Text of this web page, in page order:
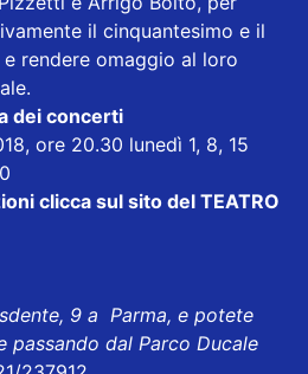
il cinquantesimo e il
rendere omaggio al loro
dei concerti
ore 20.30 lunedì 1, 8, 15
clicca sul sito del TEATRO
9 a Parma, e potete
dal Parco Ducale